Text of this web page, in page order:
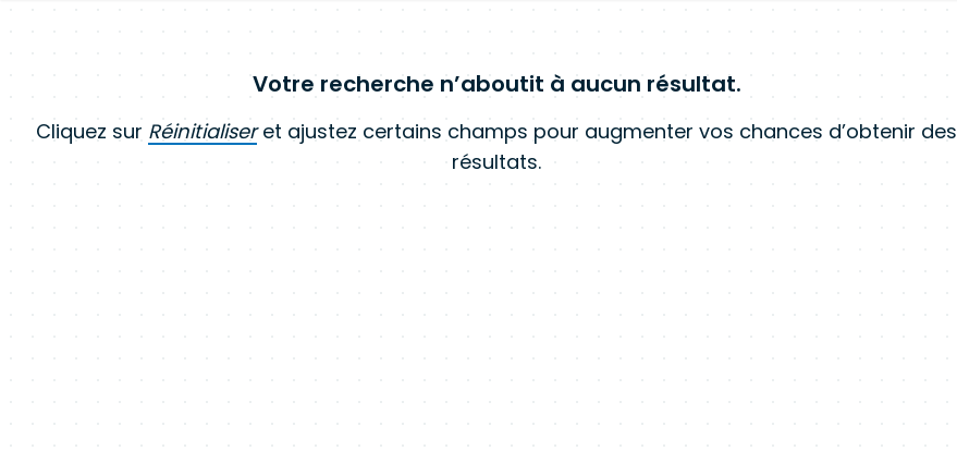
Votre recherche n’aboutit à aucun résultat.
Cliquez sur Réinitialiseret ajustez certains champs pour augmenter vos chances d’obtenir des
résultats.